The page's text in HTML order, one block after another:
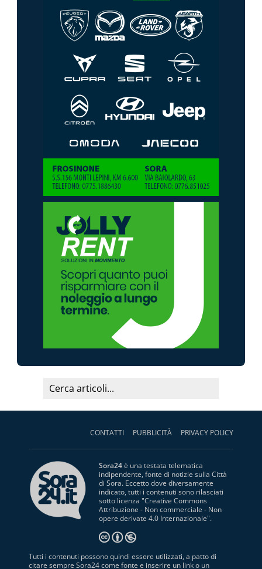
CONTATTI PUBBLICITÀ PRIVACY POLICY
Sora24è una testata telematica
indipendente, fonte di notizie sulla Città
di Sora. Eccetto dove diversamente
indicato, tutti i contenuti sono rilasciati
sotto licenza "Creative Commons
Attribuzione - Non commerciale - Non
opere derivate 4.0 Internazionale".
Tutti i contenuti possono quindi essere utilizzati, a patto di
citare sempre Sora24 come fonte e inserire un link o un